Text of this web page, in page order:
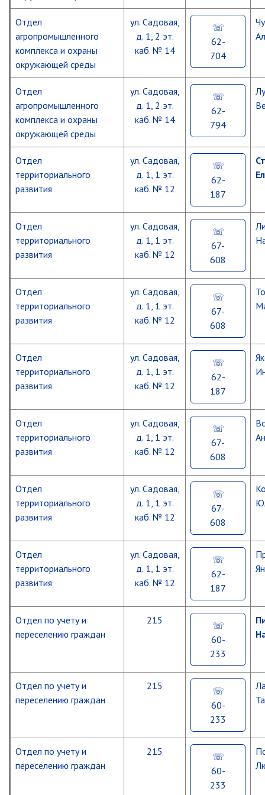
Отдел
агропромышленного
комплекса и охраны
окружающей среды
ул. Садовая,
д. 1, 2 эт.
каб. № 14
62-
704
Отдел
агропромышленного
комплекса и охраны
окружающей среды
ул. Садовая,
д. 1, 2 эт.
каб. № 14
62-
794
Отдел
территориального
развития
ул. Садовая,
д. 1, 1 эт.
каб. № 12
62-
187
Отдел
территориального
развития
ул. Садовая,
д. 1, 1 эт.
каб. № 12
67-
608
Отдел
территориального
развития
ул. Садовая,
д. 1, 1 эт.
каб. № 12
67-
608
Отдел
территориального
развития
ул. Садовая,
д. 1, 1 эт.
каб. № 12
62-
187
Отдел
территориального
развития
ул. Садовая,
д. 1, 1 эт.
каб. № 12
67-
608
Отдел
территориального
развития
ул. Садовая,
д. 1, 1 эт.
каб. № 12
67-
608
Отдел
территориального
развития
ул. Садовая,
д. 1, 1 эт.
каб. № 12
62-
187
Отдел по учету и
переселению граждан
215
60-
233
Отдел по учету и
переселению граждан
215
60-
233
Отдел по учету и
переселению граждан
215
60-
233
Главная
Электронная
Партизанск